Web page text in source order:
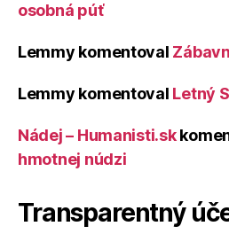
osobná púť
Lemmy komentoval
Lemmy komentoval Letný
Nádej – Humanisti.sk
hmotnej núdzi
Transparentný